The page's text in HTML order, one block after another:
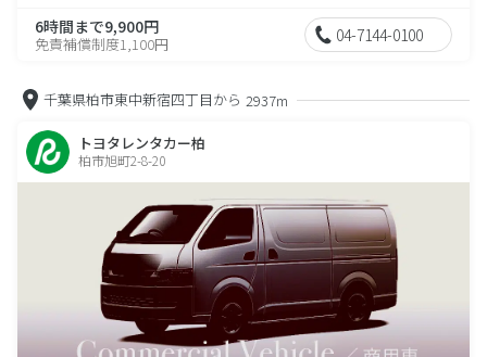
6時間まで9,900円
免責補償制度1,100円 04-7144-0100
千葉県柏市東中新宿四丁目から 2937m
トヨタレンタカー柏
柏市旭町2-8-20